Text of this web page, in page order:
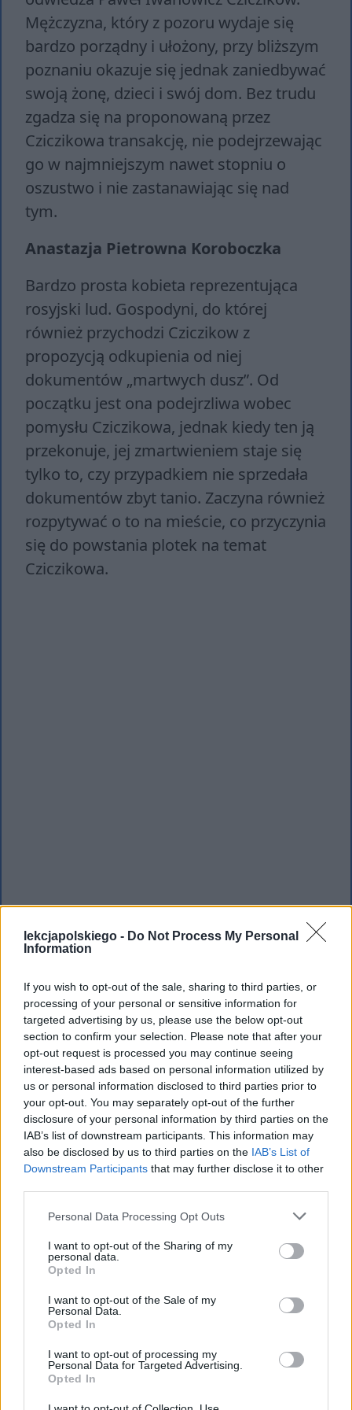
lekcjapolskiego - Do Not Process My Personal
Information
If you wish to opt-out of the sale, sharing to third parties, or
processing of your personal or sensitive information for
targeted advertising by us, please use the below opt-out
section to confirm your selection. Please note that after your
opt-out request is processed you may continue seeing
interest-based ads based on personal information utilized by
us or personal information disclosed to third parties prior to
your opt-out. You may separately opt-out of the further
disclosure of your personal information by third parties on the
IAB’s list of downstream participants. This information may
also be disclosed by us to third parties on the IAB’s List of
Downstream Participants that may further disclose it to other
Personal Data Processing Opt Outs
I want to opt-out of the Sharing of my
personal data.
Opted In
I want to opt-out of the Sale of my
Personal Data.
Opted In
I want to opt-out of processing my
Personal Data for Targeted Advertising.
Opted In
Mężczyzna, który z pozoru wydaje się
bardzo porządny i ułożony, przy bliższym
poznaniu okazuje się jednak zaniedbywać
swoją żonę, dzieci i swój dom. Bez trudu
zgadza się na proponowaną przez
Cziczikowa transakcję, nie podejrzewając
go w najmniejszym nawet stopniu o
oszustwo i nie zastanawiając się nad
tym.
Anastazja Pietrowna Koroboczka
Bardzo prosta kobieta reprezentująca
rosyjski lud. Gospodyni, do której
również przychodzi Cziczikow z
propozycją odkupienia od niej
dokumentów „martwych dusz”. Od
początku jest ona podejrzliwa wobec
pomysłu Cziczikowa, jednak kiedy ten ją
przekonuje, jej zmartwieniem staje się
tylko to, czy przypadkiem nie sprzedała
dokumentów zbyt tanio. Zaczyna również
rozpytywać o to na mieście, co przyczynia
się do powstania plotek na temat
Cziczikowa.
Mężczyzna posiadający kryminalną
przeszłość, który wyczuwa oszustwo
Cziczikowa i próbuje go zdemaskować w
oczach władz miasta NN.
Sobakiewicz
Jeden z właścicieli ziemskich. Człowiek
chciwy, który dostrzegając szansę
zarobku, targuje się z Cziczikowem o
cenę za dokumenty dotyczące martwych
chłopów tak, jakby chodziło o sprzedaż
wciąż żyjących i zdatnych do pracy ludzi.
ziemianina – Puszkina. Ostatecznie
uważa, że dobił bardzo dobry interes.
Puszkin